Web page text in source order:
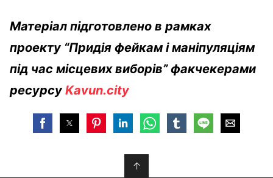
Матеріал підготовлено в рамках
проекту “Придія фейкам і маніпуляціям
під час місцевих виборів” факчекерами
ресурсу Kavun.city
↑